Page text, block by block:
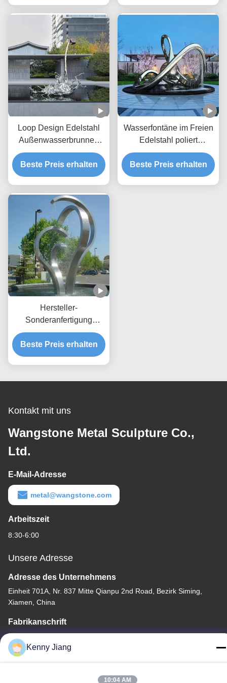
und Hofverschönerungen
Loop Design Edelstahl
Außenwasserbrunnen
Skulptur zur Dekoration
Beste Preis erhalten
Wasserfontäne im Freien
Edelstahl poliert
Unendlichkeits-Schleife
Großskulptur
Beste Preis erhalten
Hersteller-
Sonderanfertigung
Modernes öffentliches
Springbrunnen Edelstahl
Outdoor-Wasserspiel
Beste Preis erhalten
Kontakt mit uns
Wangstone Metal Sculpture Co.,
Ltd.
E-Mail-Adresse
metal@wangstone.com
Arbeitszeit
8:30-6:00
Unsere Adresse
Adresse des Unternehmens
Einheit 701A, Nr. 837 Mitte Qianpu 2nd Road, Bezirk Siming,
Xiamen, China
Fabrikanschrift
Nr. 72, Yongjun Road, Dorf Wufeng, Stadt Chongwu, Quanzhou,
Fujian, China
Kenny Jiang
10:04 AM